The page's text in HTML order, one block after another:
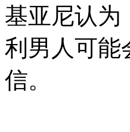
基亚尼认为
利男人可能
信。